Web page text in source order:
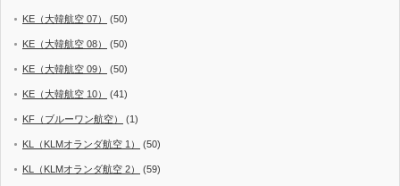
KE（大韓航空 07） (50)
KE（大韓航空 08） (50)
KE（大韓航空 09） (50)
KE（大韓航空 10） (41)
KF（ブルーワン航空） (1)
KL（KLMオランダ航空 1） (50)
KL（KLMオランダ航空 2） (59)